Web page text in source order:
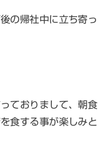
の帰社中に立ち寄っ
ておりまして、朝食
食する事が楽しみと